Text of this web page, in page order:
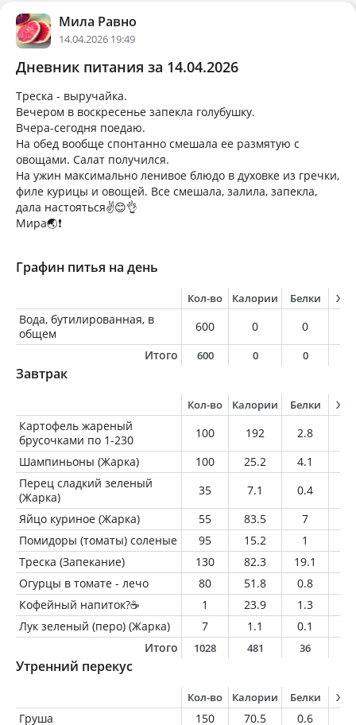
Мила Равно
14.04.2026 19:49
Дневник питания за 14.04.2026
Треска - выручайка.
Вечером в воскресенье запекла голубушку.
Вчера-сегодня поедаю.
На обед вообще спонтанно смешала ее размятую с
овощами. Салат получился.
На ужин максимально ленивое блюдо в духовке из гречки,
филе курицы и овощей. Все смешала, залила, запекла,
дала настояться✌️😊👌
Мира🌏❗
Графин питья на день
Кол-во Калории Белки
Вода, бутилированная, в
общем
600 0 0
Итого
600 0 0
Завтрак
Кол-во Калории Белки
Картофель жареный
брусочками по 1-230
100 192 2.8
Шампиньоны (Жарка)
100 25.2 4.1
Перец сладкий зеленый
(Жарка)
35 7.1 0.4
Яйцо куриное (Жарка)
55 83.5 7
Помидоры (томаты) соленые
95 15.2 1
Треска (Запекание)
130 82.3 19.1
Огурцы в томате - лечо
80 51.8 0.8
Кофейный напиток?☕️
1 23.9 1.3
Лук зеленый (перо) (Жарка)
7 1.1 0.1
Итого
1028 481 36
Утренний перекус
Кол-во Калории Белки
Груша 150 70.5 0.6